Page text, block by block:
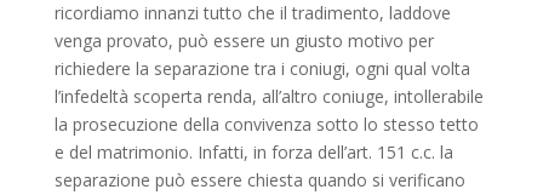
ricordiamo innanzi tutto che il tradimento, laddove
venga provato, può essere un giusto motivo per
richiedere la separazione tra i coniugi, ogni qual volta
l’infedeltà scoperta renda, all’altro coniuge, intollerabile
la prosecuzione della convivenza sotto lo stesso tetto
e del matrimonio. Infatti, in forza dell’art. 151 c.c. la
separazione può essere chiesta quando si verificano